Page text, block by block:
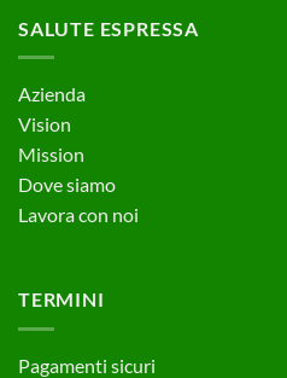
SALUTE ESPRESSA
Azienda
Vision
Mission
Dove siamo
Lavora con noi
TERMINI
Pagamenti sicuri